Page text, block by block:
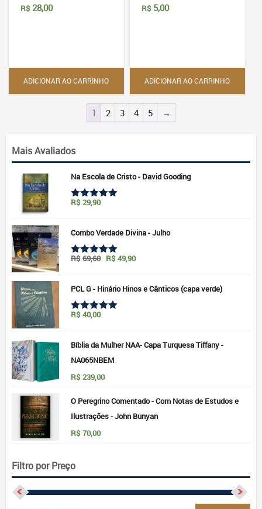
R$ 28,00
ADICIONAR AO CARRINHO
R$ 5,00
ADICIONAR AO CARRINHO
1 2 3 4 5 →
Mais Avaliados
Na Escola de Cristo - David Gooding
Avaliação
R$ 29,90
Combo Verdade Divina - Julho
Avaliação
R$ 69,60 O
era:
R$69,60.
R$ 49,90
é:
PCL G - Hinário Hinos e Cânticos (capa verde)
Avaliação
R$ 40,00
Bíblia da Mulher NAA- Capa Turquesa Tiffany -
NA065NBEM
R$ 239,00
O Peregrino Comentado - Com Notas de Estudos e
Ilustrações - John Bunyan
R$ 70,00
Filtro por Preço